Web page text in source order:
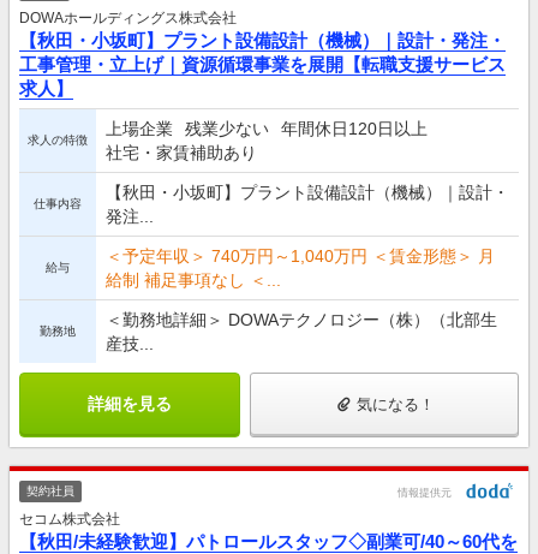
DOWAホールディングス株式会社
【秋田・小坂町】プラント設備設計（機械）｜設計・発注・
工事管理・立上げ｜資源循環事業を展開【転職支援サービス
求人】
求人の特徴
上場企業 残業少ない
年間休日120日以上
社宅・家賃補助あり
仕事内容
【秋田・小坂町】プラント設備設計（機械）｜設計・
発注...
給与
＜予定年収＞ 740万円～1,040万円 ＜賃金形態＞ 月
給制 補足事項なし ＜...
勤務地
＜勤務地詳細＞ DOWAテクノロジー（株）（北部生
産技...
詳細を見る 気になる！
契約社員 情報提供元
セコム株式会社
【秋田/未経験歓迎】パトロールスタッフ◇副業可/40～60代を